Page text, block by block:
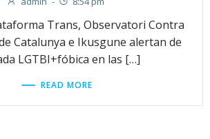
Trans, Observatori Contra
Catalunya e Ikusgune alertan de
LGTBI+fóbica en las […]
READ MORE